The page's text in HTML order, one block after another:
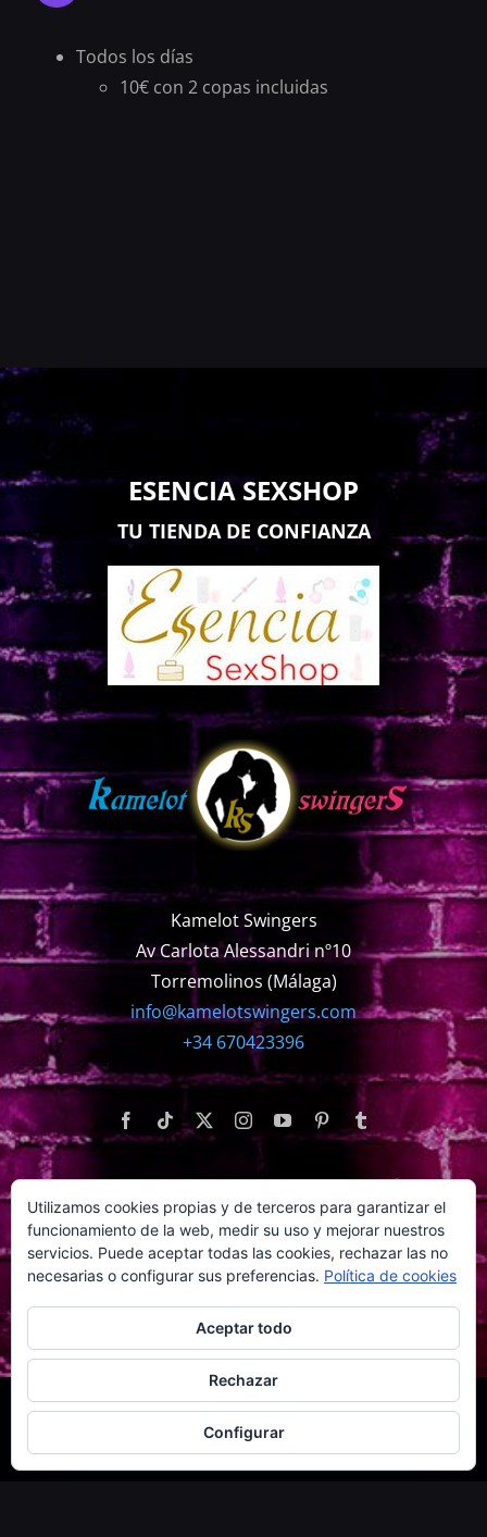
Todos los días
10€ con 2 copas incluidas
ESENCIA SEXSHOP
TU TIENDA DE CONFIANZA
Kamelot Swingers
Av Carlota Alessandri nº10
Torremolinos (Málaga)
info@kamelotswingers.com
+34 670423396
WEBS AMIGAS
© Copyright2026 | Creado porMarketingCMMálaga| Todos
los derechos reservados
Utilizamos cookies propias y de terceros para garantizar el
funcionamiento de la web, medir su uso y mejorar nuestros
servicios. Puede aceptar todas las cookies, rechazar las no
necesarias o configurar sus preferencias. Política de cookies
Aceptar todo
Rechazar
Configurar